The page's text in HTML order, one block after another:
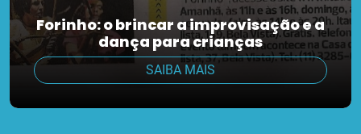
Forinho: o brincar a improvisação e a
dança para crianças
SAIBA MAIS